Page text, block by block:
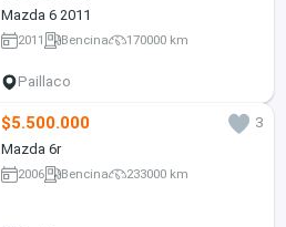
Mazda 6 2011
2011 Bencina 170000 km
Paillaco
$5.500.000
3
Mazda 6r
2006 Bencina 233000 km